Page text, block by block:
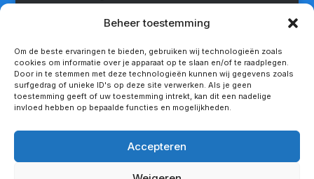
Beheer toestemming
Om de beste ervaringen te bieden, gebruiken wij technologieën zoals
cookies om informatie over je apparaat op te slaan en/of te raadplegen.
Door in te stemmen met deze technologieën kunnen wij gegevens zoals
surfgedrag of unieke ID's op deze site verwerken. Als je geen
toestemming geeft of uw toestemming intrekt, kan dit een nadelige
invloed hebben op bepaalde functies en mogelijkheden.
Accepteren
Taxi van Almere naar Schiphol
Taxi Amsterdam naar Schiphol
Betrouwbare taxi van Apeldoorn naar Schiphol
Taxi service Enschede Schiphol
Snel een taxi van Lelystad naar Schiphol
Van Nijmegen naar Schiphol met de taxi